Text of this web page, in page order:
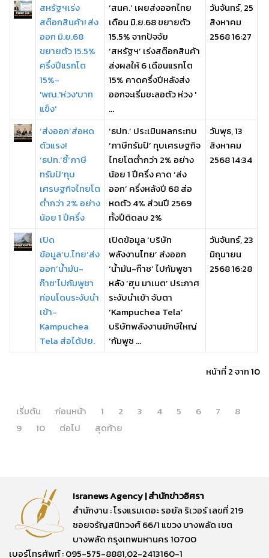
สหรัฐฯเร่ง
สต๊อกสินค้า! ส่ง
ออก มิ.ย.68
ขยายตัว 15.5%
ครึ่งปีแรกโต
15%-
'พณ.'ห่วง'บาท
แข็ง'
‘สนค.’ เผยส่งออกไทย
เดือน มิ.ย.68 ขยายตัว
15.5% จากปัจจัย
‘สหรัฐฯ’ เร่งสต๊อกสินค้า
ส่งผลให้ 6 เดือนแรกโต
15% คาดครึ่งปีหลังส่ง
ออกจะเริ่มชะลอตัว ห่วง '
...
วันจันทร์, 25
สิงหาคม
2568 16:27
‘ส่งออก’ส่อหด
ตัวแรง!
‘ธปท.’ชี้‘ภาษี
ทรัมป์’ทุบ
เศรษฐกิจไทยโต
ต่ำกว่า 2% อย่าง
น้อย 1 ปีครึ่ง
‘ธปท.’ ประเมินผลกระทบ
‘ภาษีทรัมป์’ ทุบเศรษฐกิจ
ไทยโตต่ำกว่า 2% อย่าง
น้อย 1 ปีครึ่ง คาด ‘ส่ง
ออก’ ครึ่งหลังปี 68 ส่อ
หดตัว 4% ส่วนปี 2569
ทั้งปีติดลบ 2%
วันพุธ, 13
สิงหาคม
2568 14:34
เปิด
ข้อมูล‘บ.ไทย’ส่ง
ออก‘น้ำมัน-
ก๊าซ’ไปกัมพูชา
ก่อนโดนระงับนำ
เข้า-
Kampuchea
Tela ส่อได้ปย.
เปิดข้อมูล ‘บริษัท
พลังงานไทย’ ส่งออก
‘น้ำมัน-ก๊าซ’ ไปกัมพูชา
หลัง ‘ฮุน มาเนต’ ประกาศ
ระงับนำเข้า จับตา
‘Kampuchea Tela’
บริษัทพลังงานยักษ์ใหญ่
‘กัมพูช ...
วันจันทร์, 23
มิถุนายน
2568 16:28
หน้าที่ 2 จาก 10
เริ่มต้น ก่อนหน้า 1 2 3 4 5 6 7
8
9
10 ต่อไป สุดท้าย
Isranews Agency | สำนักข่าวอิศรา
สำนักงาน : โรงแรมเดอะ รอยัล ริเวอร์ เลขที่ 219
ซอยจรัญสนิทวงศ์ 66/1 แขวง บางพลัด เขต
บางพลัด กรุงเทพมหานคร 10700
เบอร์โทรศัพท์ : 095-575-8881,02-2413160-1